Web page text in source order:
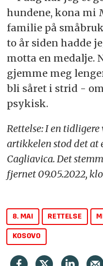
hundene, kona mi
familie på
to år siden hadde
motta en medalje.
gjemme meg
bli såret i strid -
psykisk.
Rettelse: I en
artikkelen stod det at
Cagliavica. Det
fjernet 09.05.2022,
8. MAI RETTELSE
KOSOVO